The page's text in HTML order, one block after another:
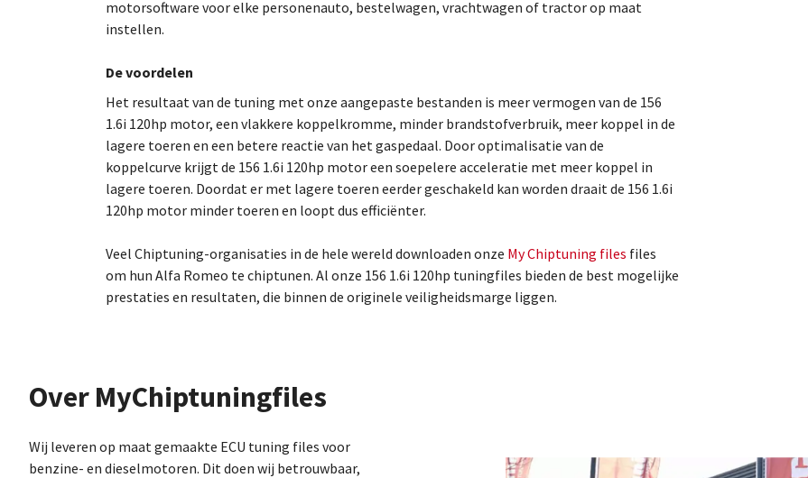
motorsoftware voor elke personenauto, bestelwagen, vrachtwagen of tractor op maat
instellen.
De voordelen
Het resultaat van de tuning met onze aangepaste bestanden is meer vermogen van de 156
1.6i 120hp motor, een vlakkere koppelkromme, minder brandstofverbruik, meer koppel in de
lagere toeren en een betere reactie van het gaspedaal. Door optimalisatie van de
koppelcurve krijgt de 156 1.6i 120hp motor een soepelere acceleratie met meer koppel in
lagere toeren. Doordat er met lagere toeren eerder geschakeld kan worden draait de 156 1.6i
120hp motor minder toeren en loopt dus efficiënter.
Veel Chiptuning-organisaties in de hele wereld downloaden onze My Chiptuning files files
om hun Alfa Romeo te chiptunen. Al onze 156 1.6i 120hp tuningfiles bieden de best mogelijke
prestaties en resultaten, die binnen de originele veiligheidsmarge liggen.
Over MyChiptuningfiles
Wij leveren op maat gemaakte ECU tuning files voor
benzine- en dieselmotoren. Dit doen wij betrouwbaar,